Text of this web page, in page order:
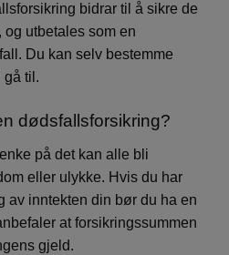
bidrar til å sikre de
utbetales som en
Du kan selv bestemme
gå til.
dødsfallsforsikring?
på det kan alle bli
eller ulykke. Hvis du har
av inntekten din bør du ha en
at forsikringssummen
gjeld.